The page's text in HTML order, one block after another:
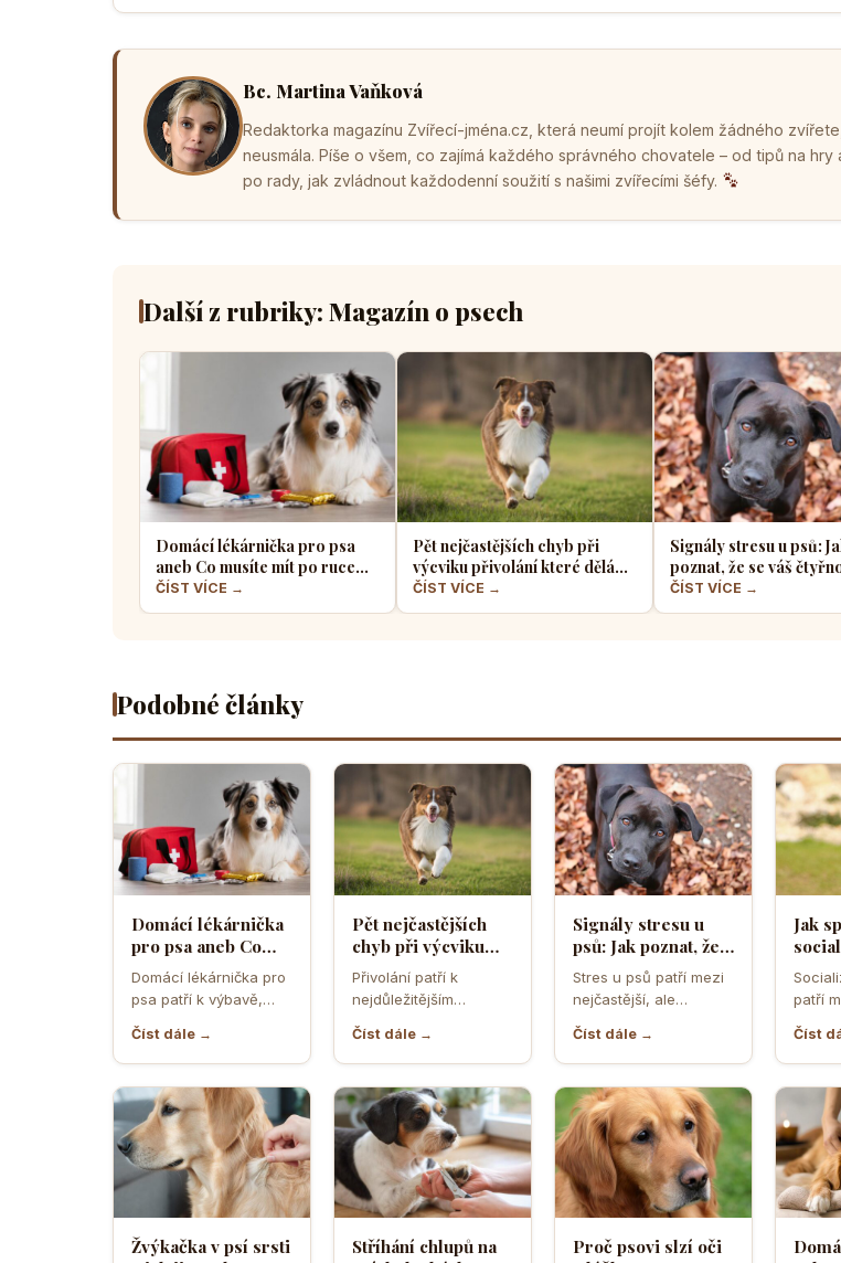
Bc. Martina Vaňková
Redaktorka magazínu Zvířecí-jména.cz, která neumí projít kolem žádného
neusmála. Píše o všem, co zajímá každého správného chovatele – od tipů na hry
po rady, jak zvládnout každodenní soužití s našimi zvířecími šéfy.
Další z rubriky: Magazín o psech
Domácí lékárnička pro psa
aneb Co musíte mít po ruce
pro případ nouze
ČÍST VÍCE →
Pět nejčastějších chyb při
výcviku přivolání které dělá
většina pejskařů
ČÍST VÍCE →
Signály stresu u psů:
poznat, že se váš
přítel necítí komfortně
ČÍST VÍCE →
Podobné články
Domácí lékárnička
pro psa aneb Co
musíte mít po ruce
pro případ nouze
Domácí lékárnička pro
psa patří k výbavě,
rozhodující chvíli
ušetřit čas,…
Číst dále →
Pět nejčastějších
chyb při výcviku
přivolání které dělá
většina pejskařů
Přivolání patří k
nejdůležitějším
protože rozhoduje o
bezpečí, pohodě i o
tom,…
Číst dále →
Signály stresu u
psů: Jak poznat, že
se váš čtyřnohý
přítel necítí
komfortně
Stres u psů patří mezi
nejčastější, ale
nejpodceňovanější
problémy každodenní
péče. Může se…
Číst dále →
Jak
aby z
patří
Právě
se…
Číst
Žvýkačka v psí srsti
Stříhání chlupů na
Proč psovi slzí oči